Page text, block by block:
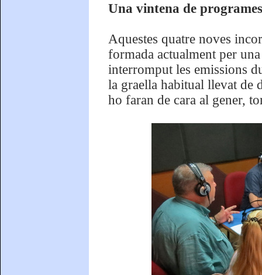
Una vintena de
Aquestes quatre noves
formada actualment per
interromput les emissions
la graella habitual llevat de
ho faran de cara al gener,